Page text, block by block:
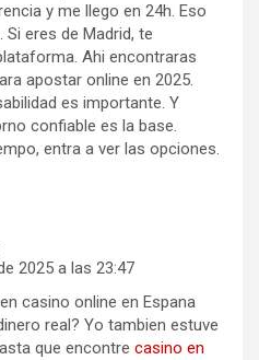
y me llego en 24h. Eso
Si eres de Madrid, te
Ahi encontraras
apostar online en 2025.
es importante. Y
confiable es la base.
entra a ver las opciones.
2025 a las 23:47
casino online en Espana
real? Yo tambien estuve
que encontre casino en